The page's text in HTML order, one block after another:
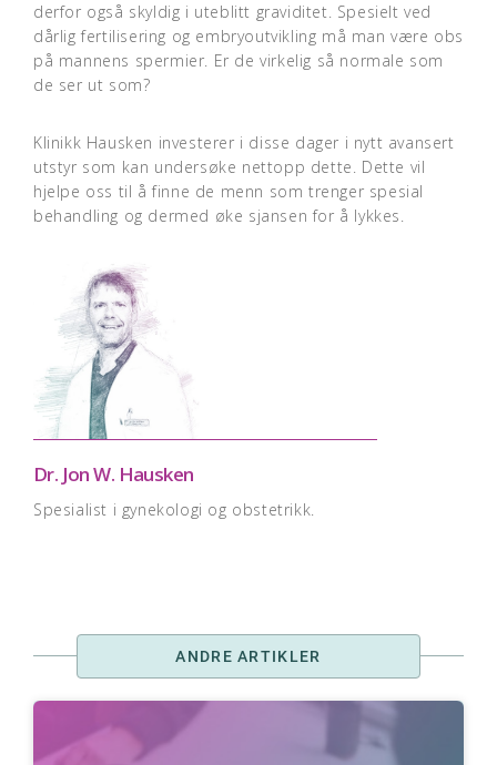
derfor også skyldig i uteblitt graviditet. Spesielt ved
dårlig fertilisering og embryoutvikling må man være obs
på mannens spermier. Er de virkelig så normale som
de ser ut som?
Klinikk Hausken investerer i disse dager i nytt avansert
utstyr som kan undersøke nettopp dette. Dette vil
hjelpe oss til å finne de menn som trenger spesial
behandling og dermed øke sjansen for å lykkes.
Dr. Jon W. Hausken
Spesialist i gynekologi og obstetrikk.
ANDRE ARTIKLER